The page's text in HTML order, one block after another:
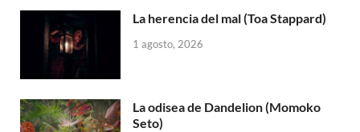
La herencia del mal (Toa Stappard)
1 agosto, 2026
La odisea de Dandelion (Momoko
Seto)